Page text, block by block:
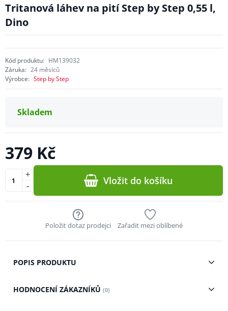
Tritanová láhev na pití Step by Step 0,55 l,
Dino
Kód produktu: HM139032
Záruka: 24 měsíců
Výrobce: Step by Step
Skladem
379 Kč
-
+ Vložit do košíku
Položit dotaz prodejci Zařadit mezi oblíbené
POPIS PRODUKTU
HODNOCENÍ ZÁKAZNÍKŮ (0)